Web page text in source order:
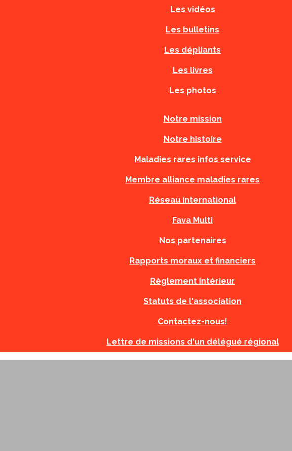
Les vidéos
Les bulletins
Les dépliants
Les livres
Les photos
Notre mission
Notre histoire
Maladies rares infos service
Membre alliance maladies rares
Réseau international
Fava Multi
Nos partenaires
Rapports moraux et financiers
Règlement intérieur
Statuts de l'association
Contactez-nous!
Lettre de missions d'un délégué régional